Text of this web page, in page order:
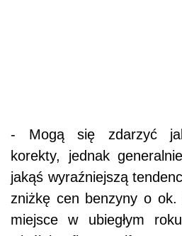
- Mogą się zdarzyć
korekty, jednak
jakąś wyraźniejszą
zniżkę cen benzyny o
miejsce w ubiegłym